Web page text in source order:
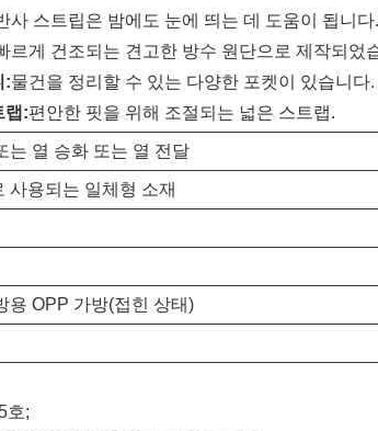
사 스트립은 밤에도 눈에 띄는 데 도움이 됩니다.
르게 건조되는 견고한 방수 원단으로 제작되었
:물건을 정리할 수 있는 다양한 포켓이 있습니다.
랩:편안한 핏을 위해 조절되는 넓은 스트랩.
는 열 승화 또는 열 전달
사용되는 일체형 소재
용 OPP 가방(접힌 상태)
호;